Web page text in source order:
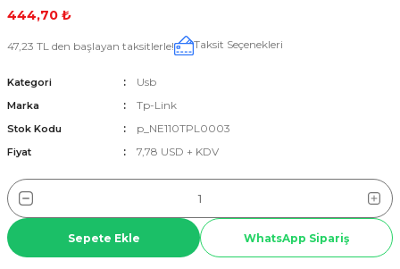
444,70 ₺
47,23 TL den başlayan taksitlerle! Taksit Seçenekleri
Kategori Usb
Marka Tp-Link
Stok Kodu p_NE110TPL0003
Fiyat 7,78 USD + KDV
Sepete Ekle WhatsApp Sipariş